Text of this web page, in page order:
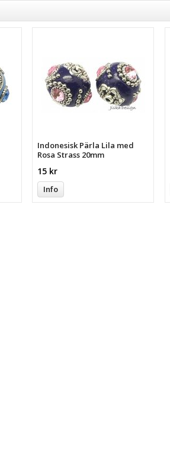
Indonesisk Pärla Lila med
Rosa Strass 20mm
15 kr
Info